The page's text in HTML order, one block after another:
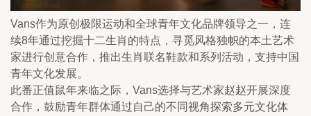
Vans作为原创极限运动和全球青年文化品牌领导之一，连
续8年通过挖掘十二生肖的特点，寻觅风格独帜的本土艺术
家进行创意合作，推出生肖联名鞋款和系列活动，支持中国
青年文化发展。
此番正值鼠年来临之际，Vans选择与艺术家赵赵开展深度
合作，鼓励青年群体通过自己的不同视角探索多元文化体